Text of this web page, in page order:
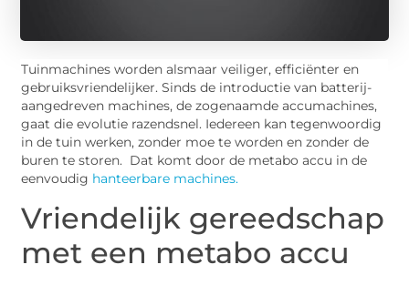
Tuinmachines worden alsmaar veiliger, efficiënter en
gebruiksvriendelijker. Sinds de introductie van batterij-
aangedreven machines, de zogenaamde accumachines,
gaat die evolutie razendsnel. Iedereen kan tegenwoordig
in de tuin werken, zonder moe te worden en zonder de
buren te storen. Dat komt door de metabo accu in de
eenvoudig hanteerbare machines.
Vriendelijk gereedschap
met een metabo accu